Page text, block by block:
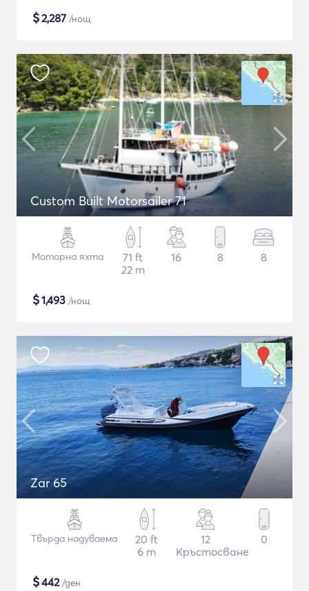
$2,287 /нощ
Custom Built Motorsailer 71
Моторна яхта
71 ft
22 m
16 8 8
$1,493 /нощ
Zar 65
Твърда надуваема
20 ft
6 m
12
Кръстосване
0
$442/ден